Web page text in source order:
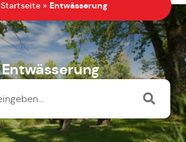
Startseite » Entwässerung
Entwässerung